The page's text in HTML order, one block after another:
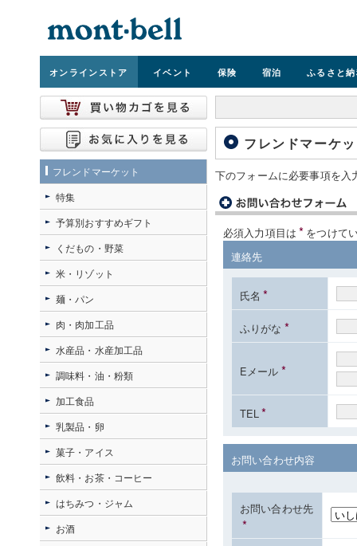
オンラインストア イベント 保険 宿泊 ふるさと
フレンドマーケ
下のフォームに必要事項を入
必須入力項目は * をつけて
連絡先
氏名 *
ふりがな *
Eメール *
TEL*
お問い合わせ内容
お問い合わせ先
*
フレンドマーケット
特集
予算別おすすめギフト
くだもの・野菜
米・リゾット
麺・パン
肉・肉加工品
水産品・水産加工品
調味料・油・粉類
加工食品
乳製品・卵
菓子・アイス
飲料・お茶・コーヒー
はちみつ・ジャム
お酒